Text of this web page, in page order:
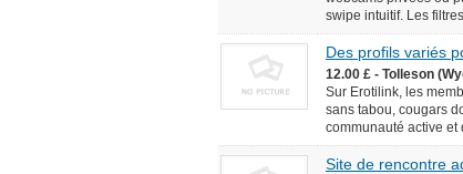
swipe intuitif. Les
Des profils variés
12.00 £ - Tolleson
Sur Erotilink, les
sans tabou, cougars
communauté active
Site de rencontre